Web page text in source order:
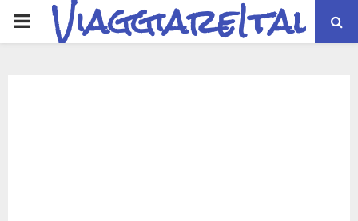
PRIMARYViaggiareItalia